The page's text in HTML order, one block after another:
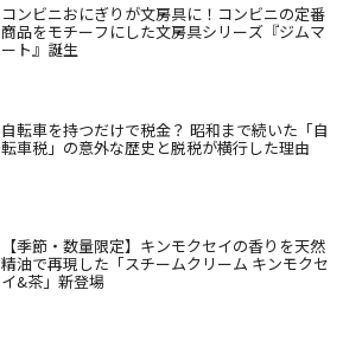
コンビニおにぎりが文房具に！コンビニの定番
商品をモチーフにした文房具シリーズ『ジムマ
ート』誕生
自転車を持つだけで税金？ 昭和まで続いた「自
転車税」の意外な歴史と脱税が横行した理由
【季節・数量限定】キンモクセイの香りを天然
精油で再現した「スチームクリーム キンモクセ
イ&茶」新登場